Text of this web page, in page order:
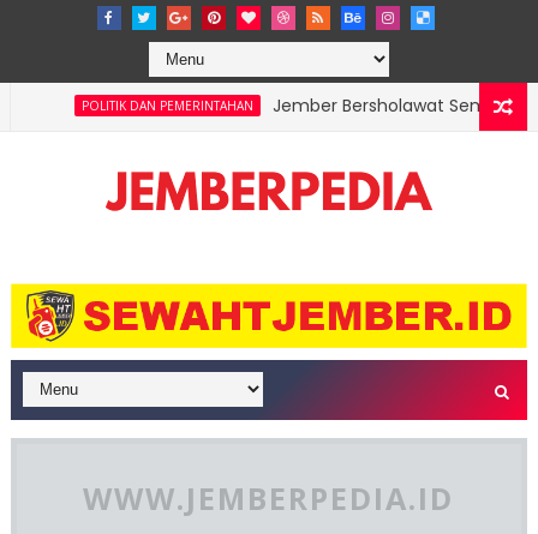
POLITIK DAN PEMERINTAHAN Jember Bersholawat Semarakkan
WWW.JEMBERPEDIA.ID